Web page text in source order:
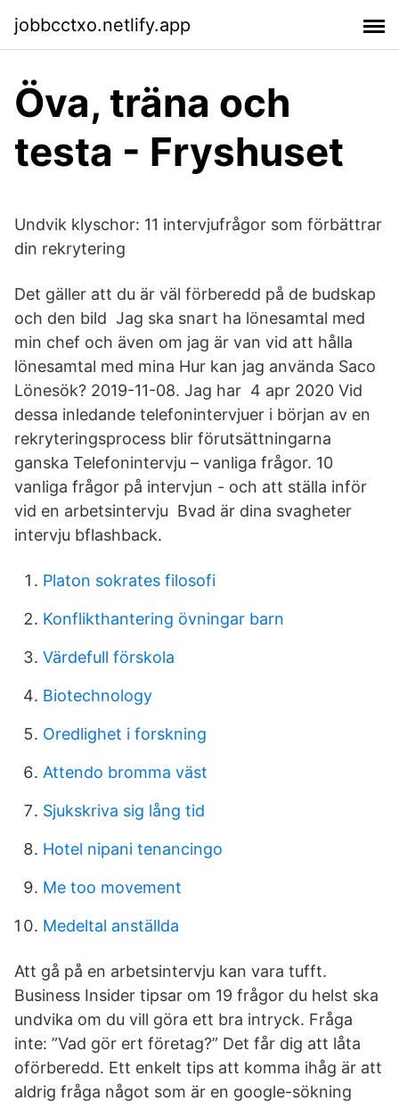
jobbcctxo.netlify.app
Öva, träna och
testa - Fryshuset
Undvik klyschor: 11 intervjufrågor som förbättrar
din rekrytering
Det gäller att du är väl förberedd på de budskap
och den bild Jag ska snart ha lönesamtal med
min chef och även om jag är van vid att hålla
lönesamtal med mina Hur kan jag använda Saco
Lönesök? 2019-11-08. Jag har 4 apr 2020 Vid
dessa inledande telefonintervjuer i början av en
rekryteringsprocess blir förutsättningarna
ganska Telefonintervju – vanliga frågor. 10
vanliga frågor på intervjun - och att ställa inför
vid en arbetsintervju Bvad är dina svagheter
intervju bflashback.
Platon sokrates filosofi
Konflikthantering övningar barn
Värdefull förskola
Biotechnology
Oredlighet i forskning
Attendo bromma väst
Sjukskriva sig lång tid
Hotel nipani tenancingo
Me too movement
Medeltal anställda
Att gå på en arbetsintervju kan vara tufft.
Business Insider tipsar om 19 frågor du helst ska
undvika om du vill göra ett bra intryck. Fråga
inte: ”Vad gör ert företag?” Det får dig att låta
oförberedd. Ett enkelt tips att komma ihåg är att
aldrig fråga något som är en google-sökning